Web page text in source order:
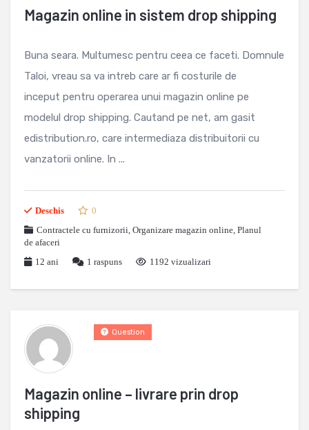
Magazin online in sistem drop shipping
Buna seara. Multumesc pentru ceea ce faceti. Domnule
Taloi, vreau sa va intreb care ar fi costurile de
inceput pentru operarea unui magazin online pe
modelul drop shipping. Cautand pe net, am gasit
edistribution.ro, care intermediaza distribuitorii cu
vanzatorii online. In ...
Deschis
0
Contractele cu furnizorii, Organizare magazin online, Planul
de afaceri
12 ani
1 raspuns 1192 vizualizari
Magazin online – livrare prin drop
shipping
Question